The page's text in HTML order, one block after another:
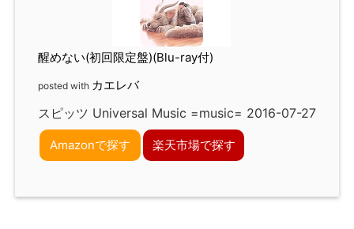
醒めない(初回限定盤)(Blu-ray付)
posted with カエレバ
スピッツ Universal Music =music= 2016-07-27
Amazonで探す 楽天市場で探す